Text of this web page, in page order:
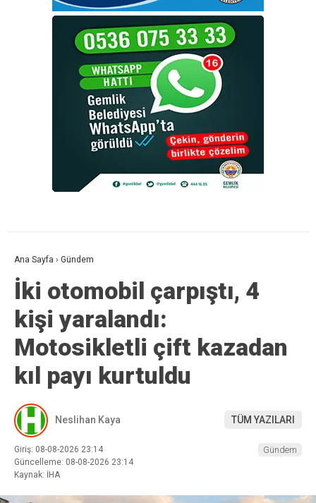
Ana Sayfa › Gündem
İki otomobil çarpıştı, 4
kişi yaralandı:
Motosikletli çift kazadan
kıl payı kurtuldu
Neslihan Kaya TÜM YAZILARI
Giriş: 08-08-2026 23:14
Güncelleme: 08-08-2026 23:14
Kaynak: İHA
Gündem